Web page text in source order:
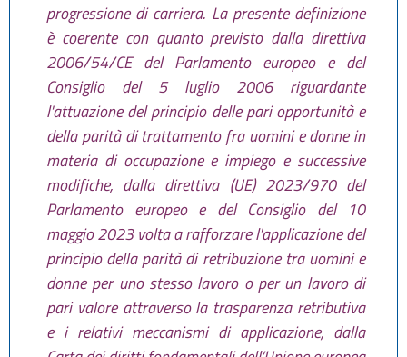
progressione di carriera. La presente definizione
è coerente con quanto previsto dalla direttiva
2006/54/CE del Parlamento europeo e del
Consiglio del 5 luglio 2006 riguardante
l'attuazione del principio delle pari opportunità e
della parità di trattamento fra uomini e donne in
materia di occupazione e impiego e successive
modifiche, dalla direttiva (UE) 2023/970 del
Parlamento europeo e del Consiglio del 10
maggio 2023 volta a rafforzare l'applicazione del
principio della parità di retribuzione tra uomini e
donne per uno stesso lavoro o per un lavoro di
pari valore attraverso la trasparenza retributiva
e i relativi meccanismi di applicazione, dalla